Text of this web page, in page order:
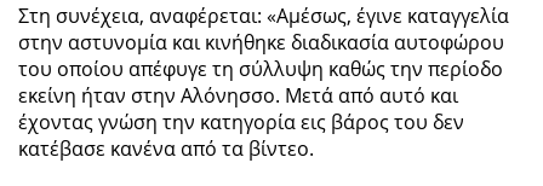
Στη συνέχεια, αναφέρεται: «Αμέσως, έγινε καταγγελία
στην αστυνομία και κινήθηκε διαδικασία αυτοφώρου
του οποίου απέφυγε τη σύλλυψη καθώς την περίοδο
εκείνη ήταν στην Αλόνησσο. Μετά από αυτό και
έχοντας γνώση την κατηγορία εις βάρος του δεν
κατέβασε κανένα από τα βίντεο.